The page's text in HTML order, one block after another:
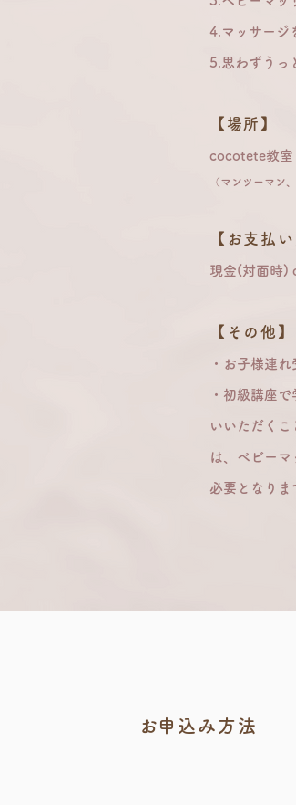
4.マッサージ
5.思わずうっ
【場所】
cocotete教室
（マンツーマン
【お支払
現金(対面時)
【その他】
・お子様連
・初級講座
いいただく
は、ベビー
必要となりま
​お申込み方法